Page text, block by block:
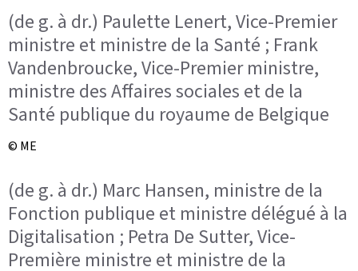
(de g. à dr.) Paulette Lenert, Vice-Premier
ministre et ministre de la Santé ; Frank
Vandenbroucke, Vice-Premier ministre,
ministre des Affaires sociales et de la
Santé publique du royaume de Belgique
© ME
(de g. à dr.) Marc Hansen, ministre de la
Fonction publique et ministre délégué à la
Digitalisation ; Petra De Sutter, Vice-
Première ministre et ministre de la